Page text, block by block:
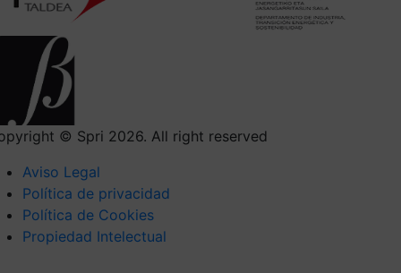
© Spri 2026. All right reserved
Aviso Legal
Política de privacidad
Política de Cookies
Propiedad Intelectual